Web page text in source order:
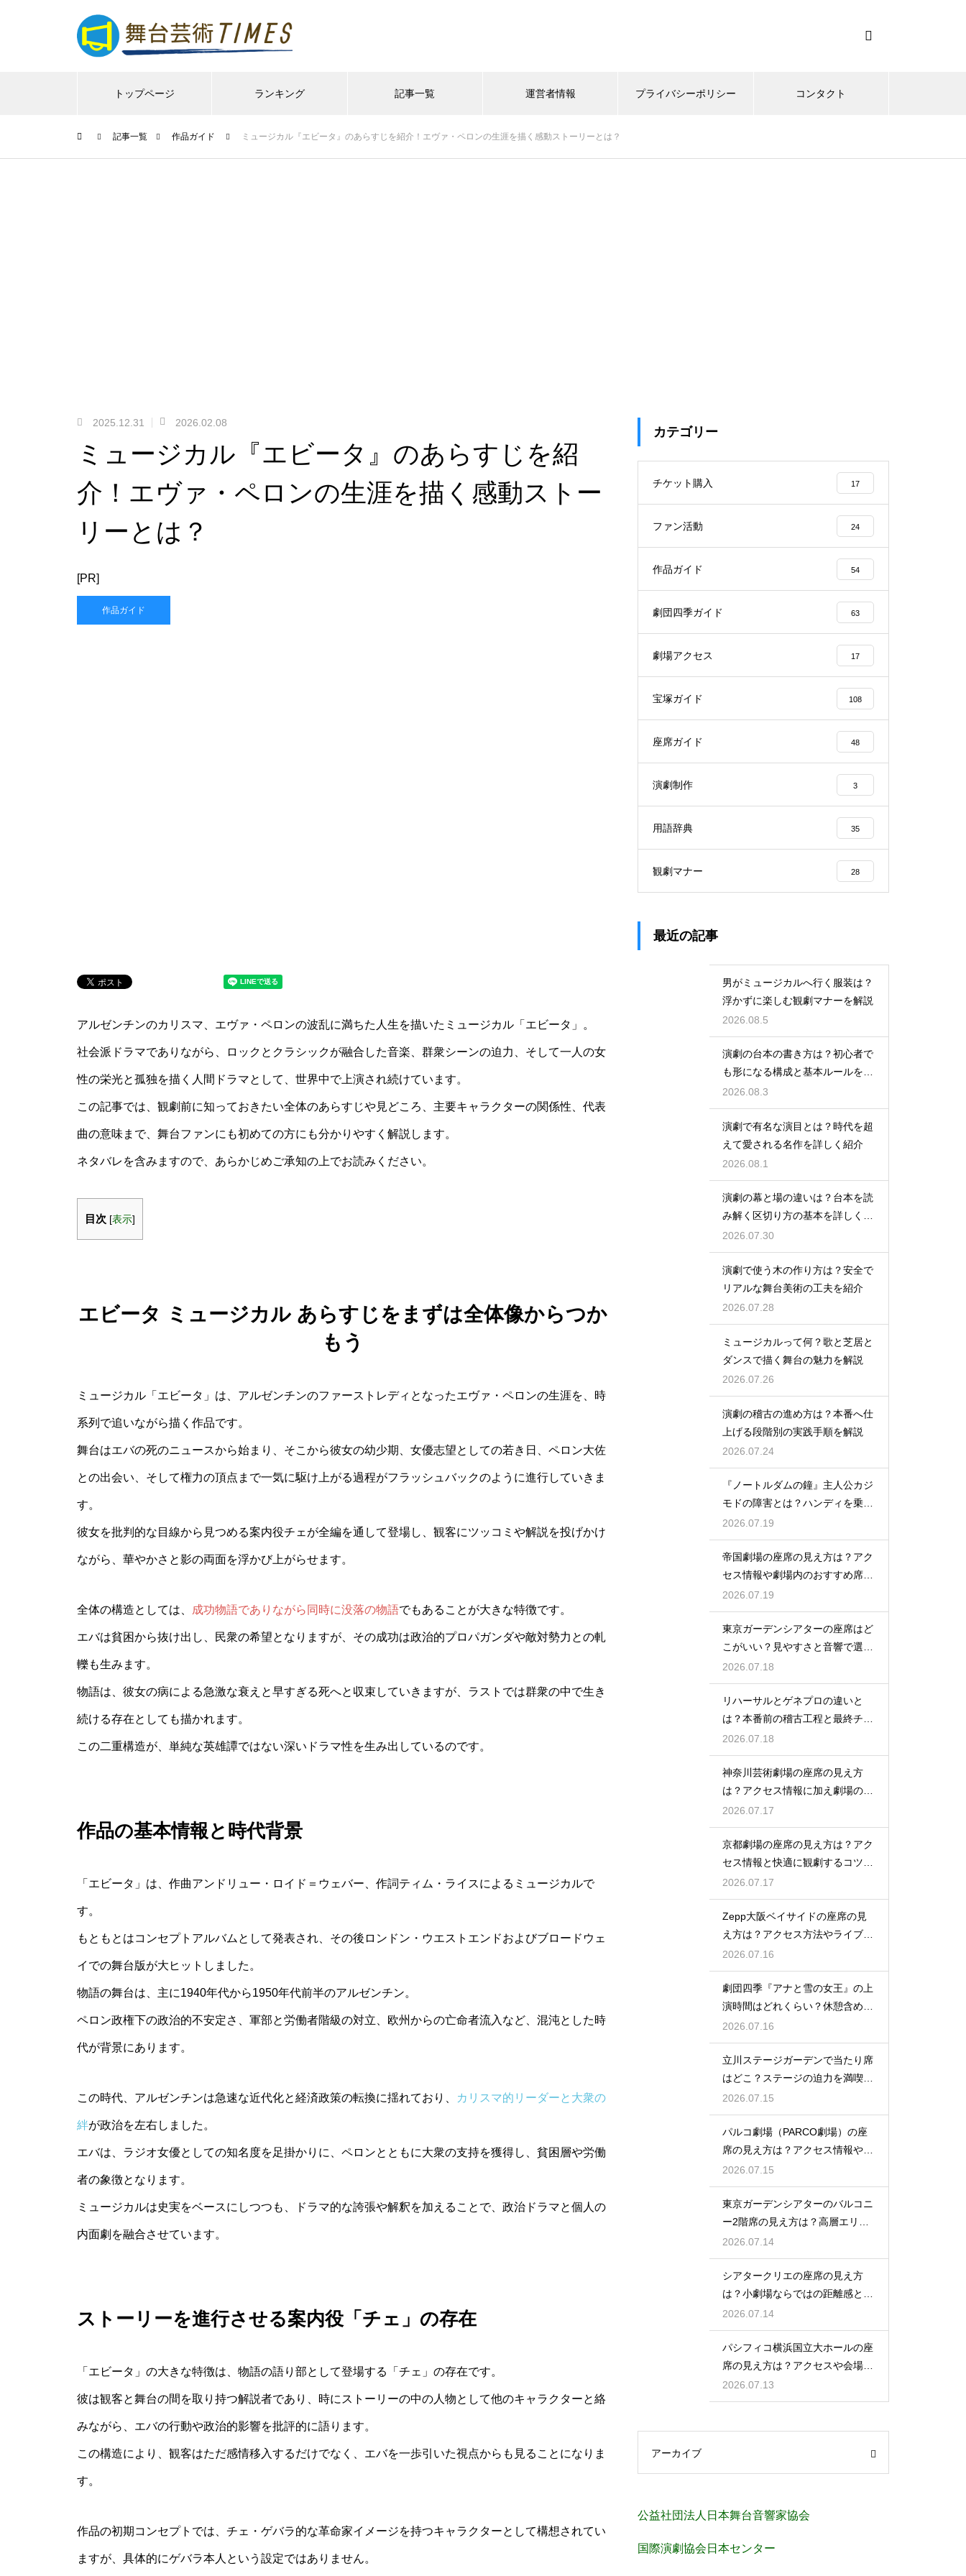
トップページ ランキング 記事一覧 運営者情報 プライバシーポリシー コンタクト
記事一覧 作品ガイド ミュージカル『エビータ』のあらすじを紹介！エヴァ・ペロンの生涯を描く感動ストーリーとは？
2025.12.31 2026.02.08
ミュージカル『エビータ』のあらすじを紹
介！エヴァ・ペロンの生涯を描く感動ストー
リーとは？
[PR]
作品ガイド
アルゼンチンのカリスマ、エヴァ・ペロンの波乱に満ちた人生を描いたミュージカル「エビータ」。
社会派ドラマでありながら、ロックとクラシックが融合した音楽、群衆シーンの迫力、そして一人の女
性の栄光と孤独を描く人間ドラマとして、世界中で上演され続けています。
この記事では、観劇前に知っておきたい全体のあらすじや見どころ、主要キャラクターの関係性、代表
曲の意味まで、舞台ファンにも初めての方にも分かりやすく解説します。
ネタバレを含みますので、あらかじめご承知の上でお読みください。
目次 [表示]
エビータ ミュージカル あらすじをまずは全体像からつか
もう
ミュージカル「エビータ」は、アルゼンチンのファーストレディとなったエヴァ・ペロンの生涯を、時
系列で追いながら描く作品です。
舞台はエバの死のニュースから始まり、そこから彼女の幼少期、女優志望としての若き日、ペロン大佐
との出会い、そして権力の頂点まで一気に駆け上がる過程がフラッシュバックのように進行していきま
す。
彼女を批判的な目線から見つめる案内役チェが全編を通して登場し、観客にツッコミや解説を投げかけ
ながら、華やかさと影の両面を浮かび上がらせます。
全体の構造としては、 成功物語でありながら同時に没落の物語でもあることが大きな特徴です。
エバは貧困から抜け出し、民衆の希望となりますが、その成功は政治的プロパガンダや敵対勢力との軋
轢も生みます。
物語は、彼女の病による急激な衰えと早すぎる死へと収束していきますが、ラストでは群衆の中で生き
続ける存在としても描かれます。
この二重構造が、単純な英雄譚ではない深いドラマ性を生み出しているのです。
作品の基本情報と時代背景
「エビータ」は、作曲アンドリュー・ロイド＝ウェバー、作詞ティム・ライスによるミュージカルで
す。
もともとはコンセプトアルバムとして発表され、その後ロンドン・ウエストエンドおよびブロードウェ
イでの舞台版が大ヒットしました。
物語の舞台は、主に1940年代から1950年代前半のアルゼンチン。
ペロン政権下の政治的不安定さ、軍部と労働者階級の対立、欧州からの亡命者流入など、混沌とした時
代が背景にあります。
この時代、アルゼンチンは急速な近代化と経済政策の転換に揺れており、 カリスマ的リーダーと大衆の
絆が政治を左右しました。
エバは、ラジオ女優としての知名度を足掛かりに、ペロンとともに大衆の支持を獲得し、貧困層や労働
者の象徴となります。
ミュージカルは史実をベースにしつつも、ドラマ的な誇張や解釈を加えることで、政治ドラマと個人の
内面劇を融合させています。
ストーリーを進行させる案内役「チェ」の存在
「エビータ」の大きな特徴は、物語の語り部として登場する「チェ」の存在です。
彼は観客と舞台の間を取り持つ解説者であり、時にストーリーの中の人物として他のキャラクターと絡
みながら、エバの行動や政治的影響を批評的に語ります。
この構造により、観客はただ感情移入するだけでなく、エバを一歩引いた視点からも見ることになりま
す。
作品の初期コンセプトでは、チェ・ゲバラ的な革命家イメージを持つキャラクターとして構想されてい
ますが、具体的にゲバラ本人という設定ではありません。
カテゴリー
チケット購入 17
ファン活動 24
作品ガイド 54
劇団四季ガイド 63
劇場アクセス 17
宝塚ガイド 108
座席ガイド 48
演劇制作 3
用語辞典 35
観劇マナー 28
最近の記事
男がミュージカルへ行く服装は？
浮かずに楽しむ観劇マナーを解説
2026.08.5
演劇の台本の書き方は？初心者で
も形になる構成と基本ルールを解
説
2026.08.3
演劇で有名な演目とは？時代を超
えて愛される名作を詳しく紹介
2026.08.1
演劇の幕と場の違いは？台本を読
み解く区切り方の基本を詳しく解
説
2026.07.30
演劇で使う木の作り方は？安全で
リアルな舞台美術の工夫を紹介
2026.07.28
ミュージカルって何？歌と芝居と
ダンスで描く舞台の魅力を解説
2026.07.26
演劇の稽古の進め方は？本番へ仕
上げる段階別の実践手順を解説
2026.07.24
『ノートルダムの鐘』主人公カジ
モドの障害とは？ハンディを乗り
越える姿に感動
2026.07.19
帝国劇場の座席の見え方は？アク
セス情報や劇場内のおすすめ席を
徹底ガイド
2026.07.19
東京ガーデンシアターの座席はど
こがいい？見やすさと音響で選ぶ
おすすめのポジション
2026.07.18
リハーサルとゲネプロの違いと
は？本番前の稽古工程と最終チェ
ックの意味を解説
2026.07.18
神奈川芸術劇場の座席の見え方
は？アクセス情報に加え劇場の魅
力を徹底解説
2026.07.17
京都劇場の座席の見え方は？アク
セス情報と快適に観劇するコツを
事前にチェック
2026.07.17
Zepp大阪ベイサイドの座席の見
え方は？アクセス方法やライブを
楽しむポイントを紹介
2026.07.16
劇団四季『アナと雪の女王』の上
演時間はどれくらい？休憩含めた
公演の長さを解説
2026.07.16
立川ステージガーデンで当たり席
はどこ？ステージの迫力を満喫で
きるベストポジションを紹介
2026.07.15
パルコ劇場（PARCO劇場）の座
席の見え方は？アクセス情報や劇
場の特徴も徹底紹介
2026.07.15
東京ガーデンシアターのバルコニ
ー2階席の見え方は？高層エリア
からの視界と音響をチェック
2026.07.14
シアタークリエの座席の見え方
は？小劇場ならではの距離感と見
やすさを解説
2026.07.14
パシフィコ横浜国立大ホールの座
席の見え方は？アクセスや会場の
規模感も徹底チェック
2026.07.13
アーカイブ
公益社団法人日本舞台音響家協会
国際演劇協会日本センター